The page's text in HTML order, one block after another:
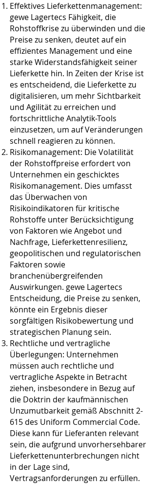
Effektives Lieferkettenmanagement:
gewe Lagertecs Fähigkeit, die
Rohstoffkrise zu überwinden und die
Preise zu senken, deutet auf ein
effizientes Management und eine
starke Widerstandsfähigkeit seiner
Lieferkette hin. In Zeiten der Krise ist
es entscheidend, die Lieferkette zu
digitalisieren, um mehr Sichtbarkeit
und Agilität zu erreichen und
fortschrittliche Analytik-Tools
einzusetzen, um auf Veränderungen
schnell reagieren zu können​​.
Risikomanagement: Die Volatilität
der Rohstoffpreise erfordert von
Unternehmen ein geschicktes
Risikomanagement. Dies umfasst
das Überwachen von
Risikoindikatoren für kritische
Rohstoffe unter Berücksichtigung
von Faktoren wie Angebot und
Nachfrage, Lieferkettenresilienz,
geopolitischen und regulatorischen
Faktoren sowie
branchenübergreifenden
Auswirkungen​​. gewe Lagertecs
Entscheidung, die Preise zu senken,
könnte ein Ergebnis dieser
sorgfältigen Risikobewertung und
strategischen Planung sein.
Rechtliche und vertragliche
Überlegungen: Unternehmen
müssen auch rechtliche und
vertragliche Aspekte in Betracht
ziehen, insbesondere in Bezug auf
die Doktrin der kaufmännischen
Unzumutbarkeit gemäß Abschnitt 2-
615 des Uniform Commercial Code.
Diese kann für Lieferanten relevant
sein, die aufgrund unvorhersehbarer
Lieferkettenunterbrechungen nicht
in der Lage sind,
Vertragsanforderungen zu erfüllen​​.